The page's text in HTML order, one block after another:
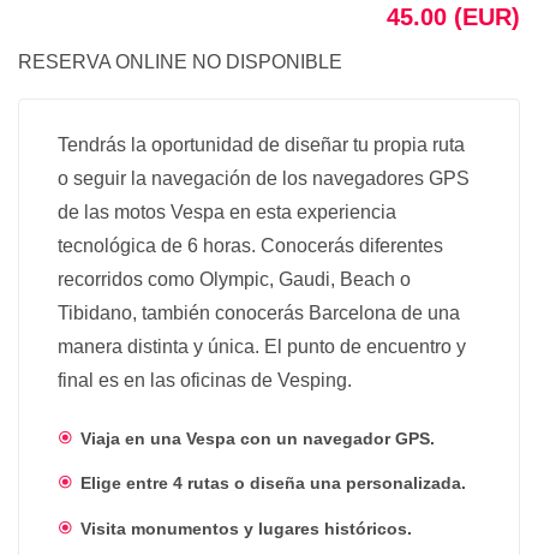
45.00 (EUR)
RESERVA ONLINE NO DISPONIBLE
Tendrás la oportunidad de diseñar tu propia ruta
o seguir la navegación de los navegadores GPS
de las motos Vespa en esta experiencia
tecnológica de 6 horas. Conocerás diferentes
recorridos como Olympic, Gaudi, Beach o
Tibidano, también conocerás Barcelona de una
manera distinta y única. El punto de encuentro y
final es en las oficinas de Vesping.
Viaja en una Vespa con un navegador GPS.
Elige entre 4 rutas o diseña una personalizada.
Visita monumentos y lugares históricos.